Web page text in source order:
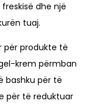
dhe një
tuaj.
për produkte të
krem përmban
bashku për të
për të reduktuar